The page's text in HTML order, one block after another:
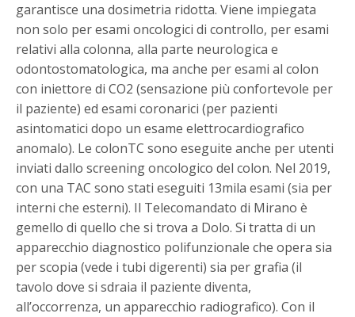
garantisce una dosimetria ridotta. Viene impiegata
non solo per esami oncologici di controllo, per esami
relativi alla colonna, alla parte neurologica e
odontostomatologica, ma anche per esami al colon
con iniettore di CO2 (sensazione più confortevole per
il paziente) ed esami coronarici (per pazienti
asintomatici dopo un esame elettrocardiografico
anomalo). Le colonTC sono eseguite anche per utenti
inviati dallo screening oncologico del colon. Nel 2019,
con una TAC sono stati eseguiti 13mila esami (sia per
interni che esterni). Il Telecomandato di Mirano è
gemello di quello che si trova a Dolo. Si tratta di un
apparecchio diagnostico polifunzionale che opera sia
per scopia (vede i tubi digerenti) sia per grafia (il
tavolo dove si sdraia il paziente diventa,
all’occorrenza, un apparecchio radiografico). Con il